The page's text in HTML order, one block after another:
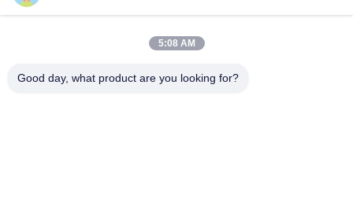
Making Machine
eiertrays
Machine
machine maken
5:08 AM
Good day, what product are you looking for?